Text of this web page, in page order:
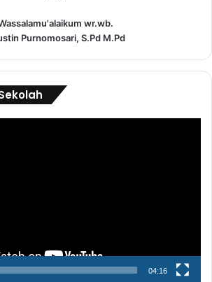
wr.wb.
Purnomosari, S.Pd M.Pd
04:16